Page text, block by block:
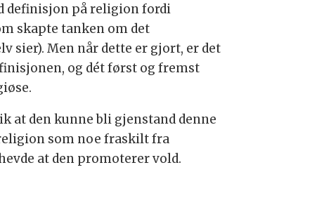
definisjon på religion fordi
skapte tanken om det
sier). Men når dette er gjort, er det
og dét først og fremst
at den kunne bli gjenstand denne
som noe fraskilt fra
at den promoterer vold.